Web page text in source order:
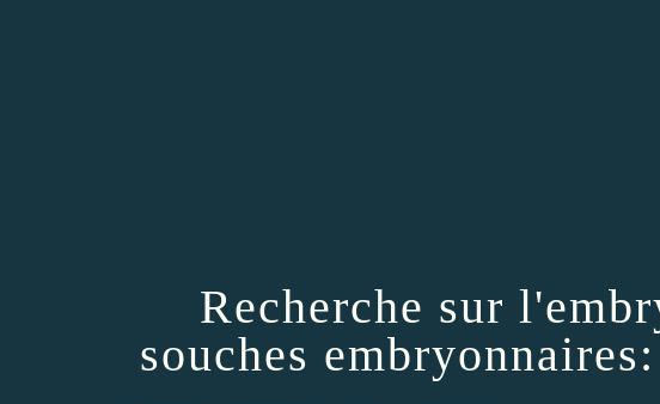
Recherche sur
souches